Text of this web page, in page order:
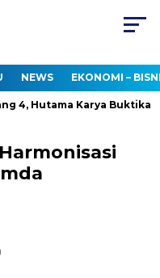
NEWS EKONOMI –
Hutama Karya Buktikan